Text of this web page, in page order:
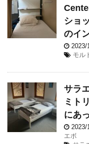
ショ
のイ
2023/
モル
サラ
ミト
にあ
2023/
エボ